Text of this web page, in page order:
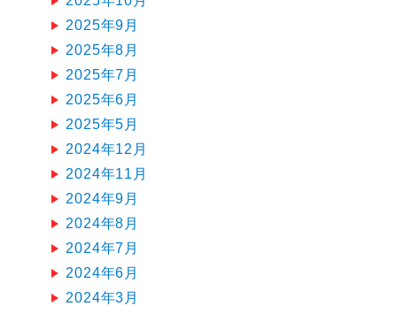
2025年9月
2025年8月
2025年7月
2025年6月
2025年5月
2024年12月
2024年11月
2024年9月
2024年8月
2024年7月
2024年6月
2024年3月